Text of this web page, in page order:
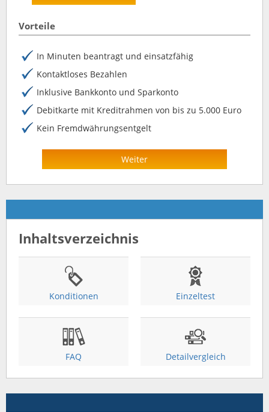
Vorteile
In Minuten beantragt und einsatzfähig
Kontaktloses Bezahlen
Inklusive Bankkonto und Sparkonto
Debitkarte mit Kreditrahmen von bis zu 5.000 Euro
Kein Fremdwährungsentgelt
Weiter
Inhaltsverzeichnis
Konditionen Einzeltest
FAQ Detailvergleich